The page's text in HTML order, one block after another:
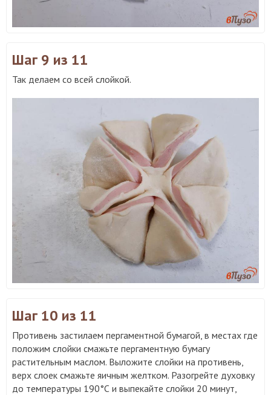
Шаг 9 из 11
Так делаем со всей слойкой.
Шаг 10 из 11
Противень застилаем пергаментной бумагой, в местах где
положим слойки смажьте пергаментную бумагу
растительным маслом. Выложите слойки на противень,
верх слоек смажьте яичным желтком. Разогрейте духовку
до температуры 190°С и выпекайте слойки 20 минут,